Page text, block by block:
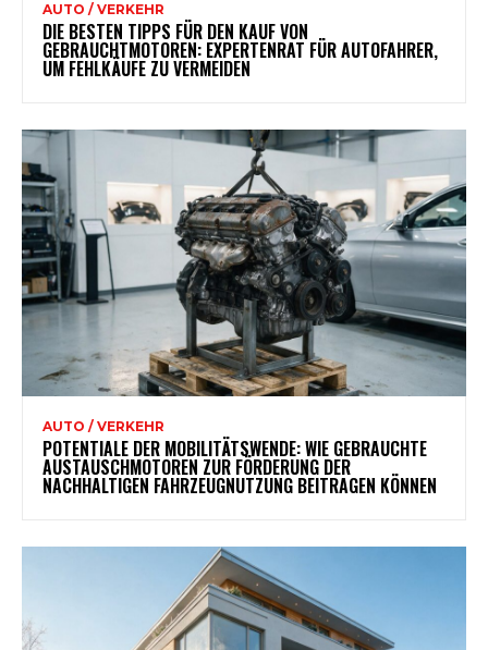
AUTO / VERKEHR
DIE BESTEN TIPPS FÜR DEN KAUF VON
GEBRAUCHTMOTOREN: EXPERTENRAT FÜR AUTOFAHRER,
UM FEHLKÄUFE ZU VERMEIDEN
AUTO / VERKEHR
POTENTIALE DER MOBILITÄTSWENDE: WIE GEBRAUCHTE
AUSTAUSCHMOTOREN ZUR FÖRDERUNG DER
NACHHALTIGEN FAHRZEUGNUTZUNG BEITRAGEN KÖNNEN